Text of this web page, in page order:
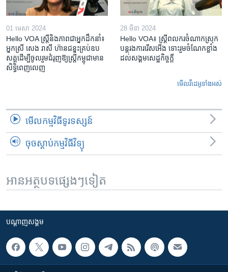
01 មេសា 2024
Hello VOA ស្ត្រីនិងភាពជាអ្នកដឹកនាំ៖
អ្នកស្រី សេង រាសី ហ៊ានជន្នះគ្រប់ឧប
សគ្គដើម្បីចូលរួមជំរុញឱ្យស្រ្តីកម្ពុជាមាន
សិទ្ធិពេញលេញ
28 មីនា 2024
Hello VOA៖ ស្រ្តីពលករចំណាកស្រុក
បន្តរងការរើសអើង ទោះរួមចំណែកខ្លាំង
ដល់សង្គមសេដ្ឋកិច្ចក្តី
មើល​វីដេអូ​ទាំង​អស់
មើល​កម្មវិធី​ទូរទស្សន៍
ចុចស្តាប់កម្មវិធីវិទ្យុ
អានអត្ថបទផ្សេងៗទៀត
បណ្តាញ​សង្គម